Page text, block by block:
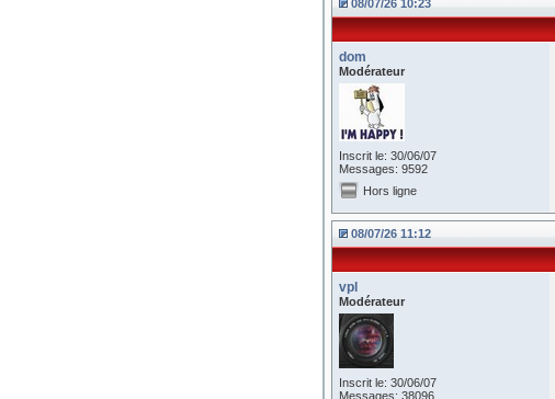
08/07/26 10:23
dom
Modérateur
Inscrit le: 30/06/07
Messages: 9592
Hors ligne
08/07/26 11:12
vpl
Modérateur
Inscrit le: 30/06/07
Messages: 38096